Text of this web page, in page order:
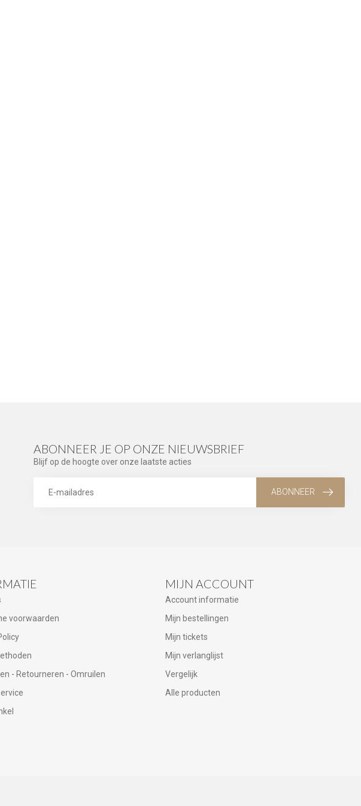
ABONNEER JE OP ONZE NIEUWSBRIEF
Blijf op de hoogte over onze laatste acties
ABONNEER
voorwaarden
- Retourneren - Omruilen
MIJN ACCOUNT
Account informatie
Mijn bestellingen
Mijn tickets
Mijn verlanglijst
Vergelijk
Alle producten